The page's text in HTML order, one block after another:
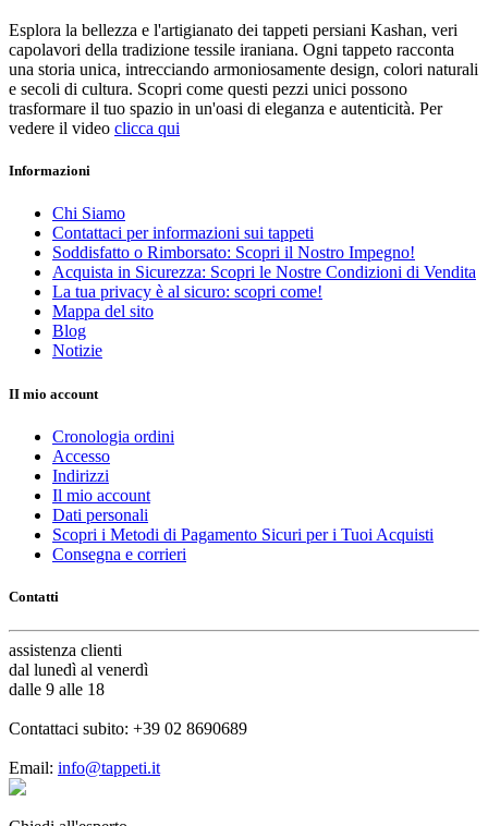
Esplora la bellezza e l'artigianato dei tappeti persiani Kashan, veri
capolavori della tradizione tessile iraniana. Ogni tappeto racconta
una storia unica, intrecciando armoniosamente design, colori naturali
e secoli di cultura. Scopri come questi pezzi unici possono
trasformare il tuo spazio in un'oasi di eleganza e autenticità. Per
vedere il video clicca qui
Cancella filtri
Produttori
Visualizza i prodotti a465
Informazioni
Chi Siamo
Contattaci per informazioni sui tappeti
Soddisfatto o Rimborsato: Scopri il Nostro Impegno!
Acquista in Sicurezza: Scopri le Nostre Condizioni di Vendita
La tua privacy è al sicuro: scopri come!
Mappa del sito
Blog
Notizie
II mio account
Cronologia ordini
Accesso
Indirizzi
Il mio account
Dati personali
Scopri i Metodi di Pagamento Sicuri per i Tuoi Acquisti
Consegna e corrieri
Contatti
assistenza clienti
dal lunedì al venerdì
dalle 9 alle 18
Contattaci subito: +39 02 8690689
Email: info@tappeti.it